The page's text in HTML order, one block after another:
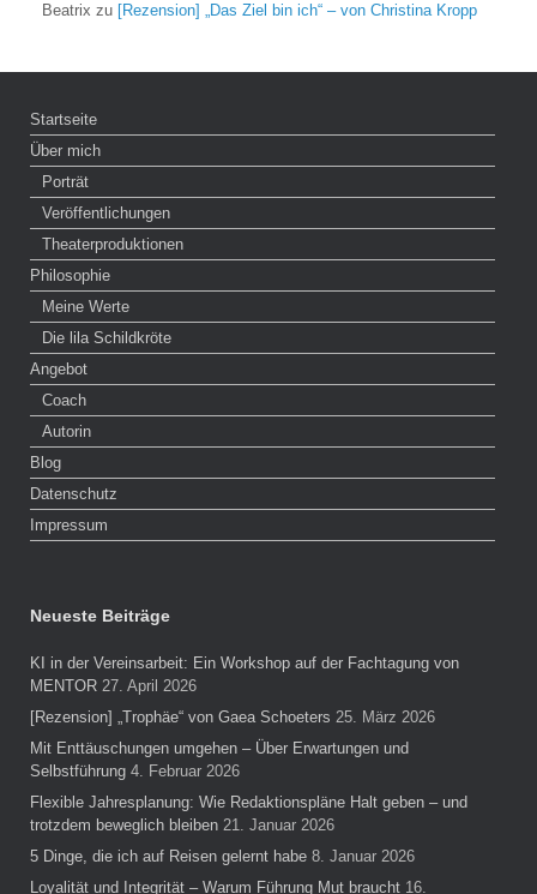
Beatrix zu [Rezension] „Das Ziel bin ich“ – von Christina Kropp
Startseite
Über mich
Porträt
Veröffentlichungen
Theaterproduktionen
Philosophie
Meine Werte
Die lila Schildkröte
Angebot
Coach
Autorin
Blog
Datenschutz
Impressum
Neueste Beiträge
KI in der Vereinsarbeit: Ein Workshop auf der Fachtagung von
MENTOR 27. April 2026
[Rezension] „Trophäe“ von Gaea Schoeters 25. März 2026
Mit Enttäuschungen umgehen – Über Erwartungen und
Selbstführung 4. Februar 2026
Flexible Jahresplanung: Wie Redaktionspläne Halt geben – und
trotzdem beweglich bleiben 21. Januar 2026
5 Dinge, die ich auf Reisen gelernt habe 8. Januar 2026
Loyalität und Integrität – Warum Führung Mut braucht 16.